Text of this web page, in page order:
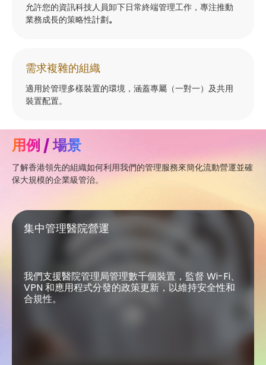
允許您的資訊科技人員卸下日常終端管理工作，專注推動
業務成長的策略性計劃。
需求複雜的組織
適用於管理多樣裝置的環境，涵蓋專屬（一對一）及共用
裝置配置。
用例 / 場景
了解香港領先的組織如何利用我們的管理服務來簡化流動營運並確
保大規模的企業級管治。
集中管理醫院營運
集中管理醫院營運
我們支援醫院管理局管理數千個裝置，監督 Wi-Fi、
VPN 和應用程式分發的政策更新，以維持安全性和
合規性。